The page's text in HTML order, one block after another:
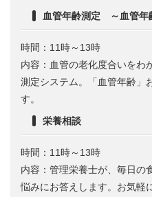
血管年齢測定 ～血管年
時間：11時～13時
内容：血管の老化度合いをわ
測定システム。「血管年齢」
す。
栄養相談
時間：11時～13時
内容：管理栄養士が、毎日の
悩みにお答えします。お気軽